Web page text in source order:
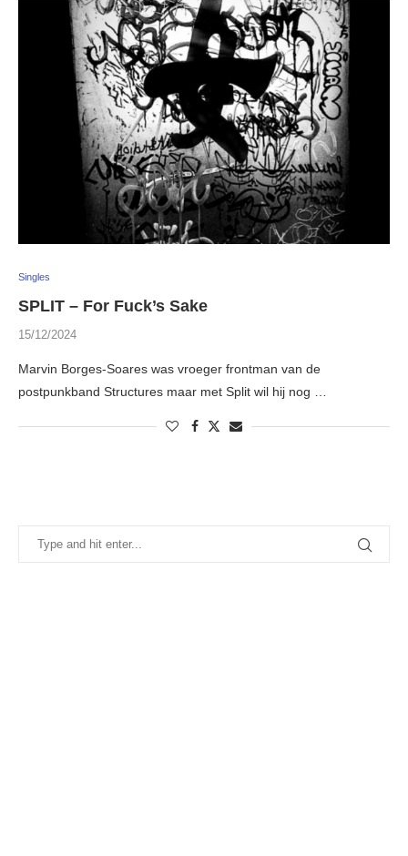
Singles
SPLIT – For Fuck’s Sake
15/12/2024
Marvin Borges-Soares was vroeger frontman van de
postpunkband Structures maar met Split wil hij nog …